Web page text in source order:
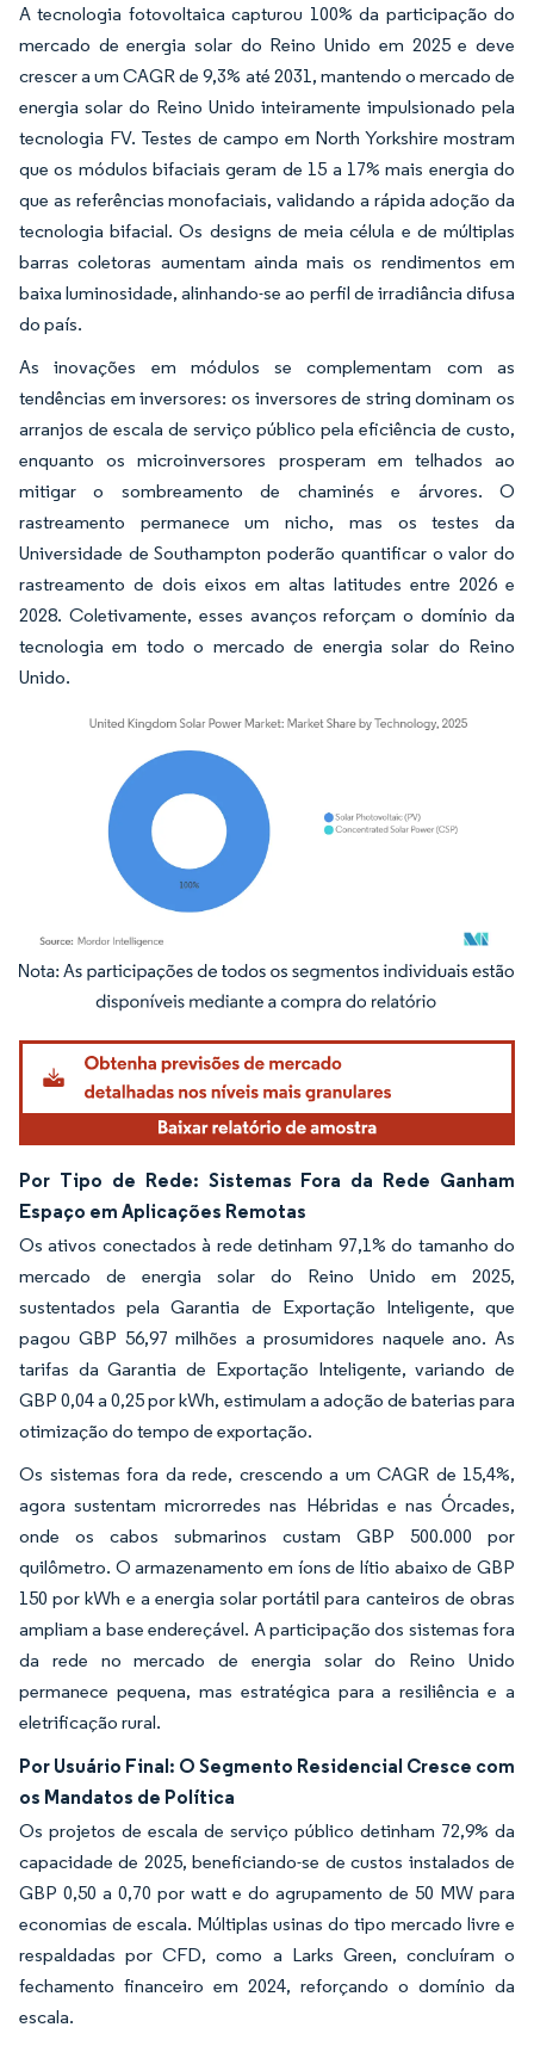
A tecnologia fotovoltaica capturou 100% da participação do
mercado de energia solar do Reino Unido em 2025 e deve
crescer a um CAGR de 9,3% até 2031, mantendo o mercado de
energia solar do Reino Unido inteiramente impulsionado pela
tecnologia FV. Testes de campo em North Yorkshire mostram
que os módulos bifaciais geram de 15 a 17% mais energia do
que as referências monofaciais, validando a rápida adoção da
tecnologia bifacial. Os designs de meia célula e de múltiplas
barras coletoras aumentam ainda mais os rendimentos em
baixa luminosidade, alinhando-se ao perfil de irradiância difusa
do país.
As inovações em módulos se complementam com as
tendências em inversores: os inversores de string dominam os
arranjos de escala de serviço público pela eficiência de custo,
enquanto os microinversores prosperam em telhados ao
mitigar o sombreamento de chaminés e árvores. O
rastreamento permanece um nicho, mas os testes da
Universidade de Southampton poderão quantificar o valor do
rastreamento de dois eixos em altas latitudes entre 2026 e
2028. Coletivamente, esses avanços reforçam o domínio da
tecnologia em todo o mercado de energia solar do Reino
Unido.
Imagem © Mordor Intelligence. O reuso requer atribuição conforme CC BY 4.0.
Por Tipo de Rede: Sistemas Fora da Rede Ganham
Espaço em Aplicações Remotas
Os ativos conectados à rede detinham 97,1% do tamanho do
mercado de energia solar do Reino Unido em 2025,
sustentados pela Garantia de Exportação Inteligente, que
pagou GBP 56,97 milhões a prosumidores naquele ano. As
tarifas da Garantia de Exportação Inteligente, variando de
GBP 0,04 a 0,25 por kWh, estimulam a adoção de baterias para
otimização do tempo de exportação.
Os sistemas fora da rede, crescendo a um CAGR de 15,4%,
agora sustentam microrredes nas Hébridas e nas Órcades,
onde os cabos submarinos custam GBP 500.000 por
quilômetro. O armazenamento em íons de lítio abaixo de GBP
150 por kWh e a energia solar portátil para canteiros de obras
ampliam a base endereçável. A participação dos sistemas fora
da rede no mercado de energia solar do Reino Unido
permanece pequena, mas estratégica para a resiliência e a
eletrificação rural.
Por Usuário Final: O Segmento Residencial Cresce com
os Mandatos de Política
Os projetos de escala de serviço público detinham 72,9% da
capacidade de 2025, beneficiando-se de custos instalados de
GBP 0,50 a 0,70 por watt e do agrupamento de 50 MW para
economias de escala. Múltiplas usinas do tipo mercado livre e
respaldadas por CFD, como a Larks Green, concluíram o
fechamento financeiro em 2024, reforçando o domínio da
escala.